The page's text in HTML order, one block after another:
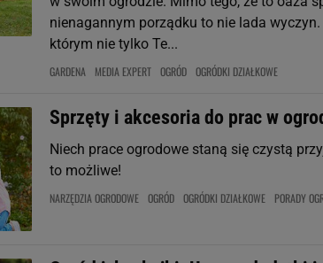
nienagannym porządku to nie lada
którym nie tylko Te...
GARDENA MEDIA EXPERT OGRÓD OGRÓDKI DZIAŁKOWE
Sprzęty i akcesoria do prac w
Niech prace ogrodowe staną się czystą
to możliwe!
NARZĘDZIA OGRODOWE OGRÓD OGRÓDKI DZIAŁKOWE PORADY